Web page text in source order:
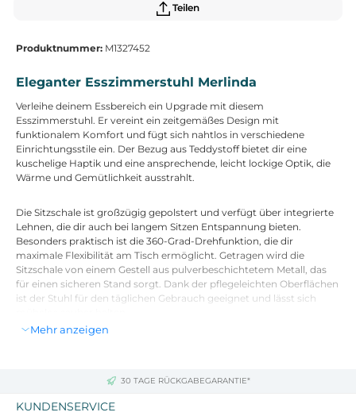
Teilen
Produktnummer: M1327452
Eleganter Esszimmerstuhl Merlinda
Verleihe deinem Essbereich ein Upgrade mit diesem
Esszimmerstuhl. Er vereint ein zeitgemäßes Design mit
funktionalem Komfort und fügt sich nahtlos in verschiedene
Einrichtungsstile ein. Der Bezug aus Teddystoff bietet dir eine
kuschelige Haptik und eine ansprechende, leicht lockige Optik, die
Wärme und Gemütlichkeit ausstrahlt.
Die Sitzschale ist großzügig gepolstert und verfügt über integrierte
Lehnen, die dir auch bei langem Sitzen Entspannung bieten.
Besonders praktisch ist die 360-Grad-Drehfunktion, die dir
maximale Flexibilität am Tisch ermöglicht. Getragen wird die
Sitzschale von einem Gestell aus pulverbeschichtetem Metall, das
für einen sicheren Stand sorgt. Dank der pflegeleichten Oberflächen
ist der Stuhl für den täglichen Gebrauch geeignet und lässt sich
Höhe: 85 cm
Mehr anzeigen
30 TAGE RÜCKGABEGARANTIE*
KUNDENSERVICE